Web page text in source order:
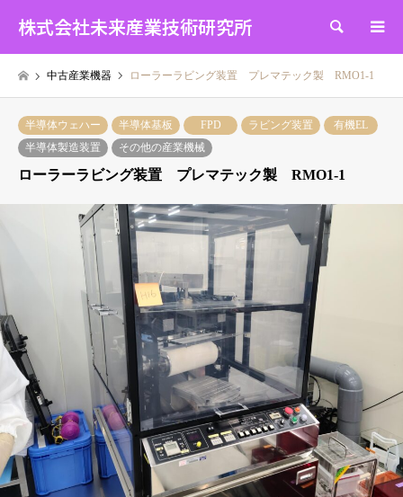
株式会社未来産業技術研究所 検索
中古産業機器 ローラーラビング装置 プレマテック製 RMO1-1
半導体ウェハー 半導体基板 FPD ラビング装置
有機EL
半導体製造装置
その他の産業機械
ローラーラビング装置 プレマテック製 RMO1-1